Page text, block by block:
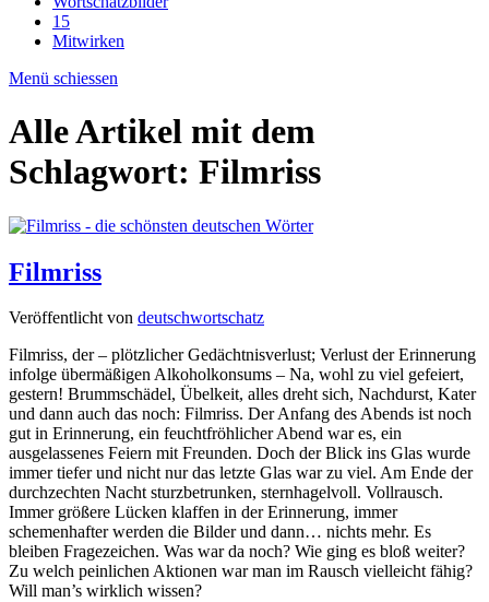
15
Mitwirken
Menü schiessen
Alle Artikel mit dem
Schlagwort: Filmriss
Filmriss
Veröffentlicht von deutschwortschatz
Filmriss, der – plötzlicher Gedächtnisverlust; Verlust der Erinnerung
infolge übermäßigen Alkoholkonsums – Na, wohl zu viel gefeiert,
gestern! Brummschädel, Übelkeit, alles dreht sich, Nachdurst, Kater
und dann auch das noch: Filmriss. Der Anfang des Abends ist noch
gut in Erinnerung, ein feuchtfröhlicher Abend war es, ein
ausgelassenes Feiern mit Freunden. Doch der Blick ins Glas wurde
immer tiefer und nicht nur das letzte Glas war zu viel. Am Ende der
durchzechten Nacht sturzbetrunken, sternhagelvoll. Vollrausch.
Immer größere Lücken klaffen in der Erinnerung, immer
schemenhafter werden die Bilder und dann… nichts mehr. Es
bleiben Fragezeichen. Was war da noch? Wie ging es bloß weiter?
Zu welch peinlichen Aktionen war man im Rausch vielleicht fähig?
Will man’s wirklich wissen?